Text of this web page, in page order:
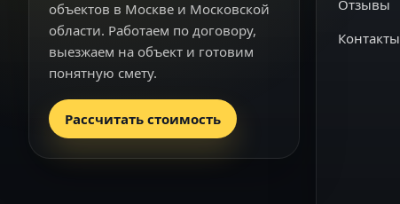
объектов в Москве и Московской
области. Работаем по договору,
выезжаем на объект и готовим
понятную смету.
Рассчитать стоимость
Отзывы
Контакты